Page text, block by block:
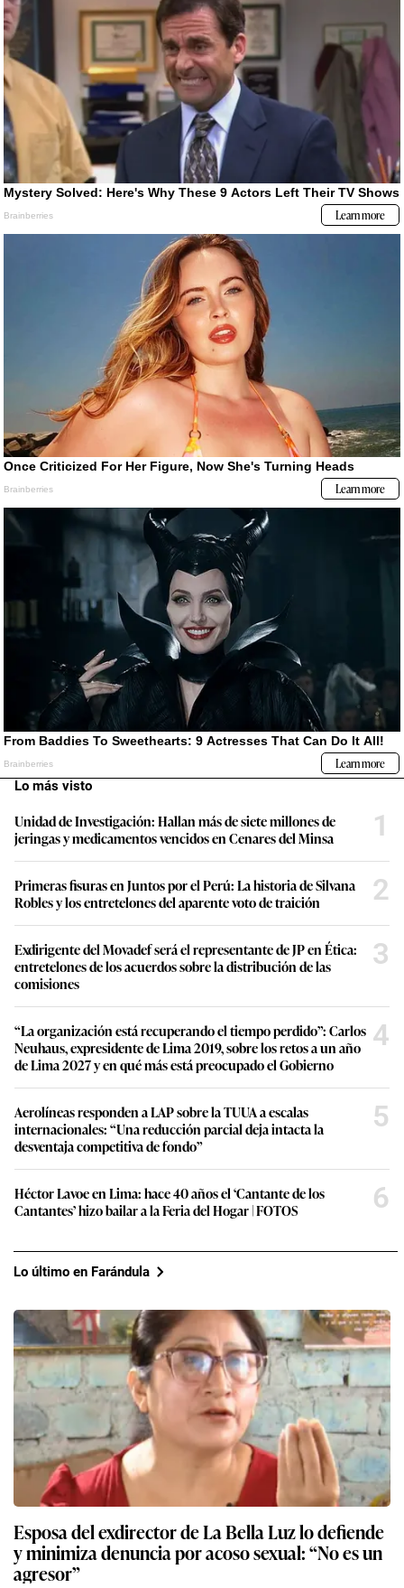
Lo más visto
Unidad de Investigación: Hallan más de siete millones de
jeringas y medicamentos vencidos en Cenares del Minsa
1
Primeras fisuras en Juntos por el Perú: La historia de Silvana
Robles y los entretelones del aparente voto de traición
2
Exdirigente del Movadef será el representante de JP en Ética:
entretelones de los acuerdos sobre la distribución de las
comisiones
3
“La organización está recuperando el tiempo perdido”: Carlos
Neuhaus, expresidente de Lima 2019, sobre los retos a un año
de Lima 2027 y en qué más está preocupado el Gobierno
4
Aerolíneas responden a LAP sobre la TUUA a escalas
internacionales: “Una reducción parcial deja intacta la
desventaja competitiva de fondo”
5
Héctor Lavoe en Lima: hace 40 años el ‘Cantante de los
Cantantes’ hizo bailar a la Feria del Hogar | FOTOS
6
Lo último en Farándula
Esposa del exdirector de La Bella Luz lo defiende
y minimiza denuncia por acoso sexual: “No es un
agresor”